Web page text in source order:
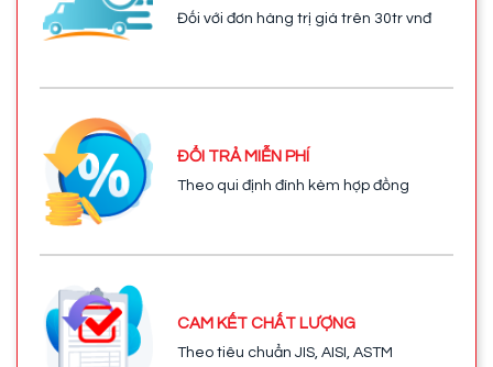
Đối với đơn hàng trị giá trên 30tr vnđ
ĐỔI TRẢ MIỄN PHÍ
Theo qui định đính kèm hợp đồng
CAM KẾT CHẤT LƯỢNG
Theo tiêu chuẩn JIS, AISI, ASTM